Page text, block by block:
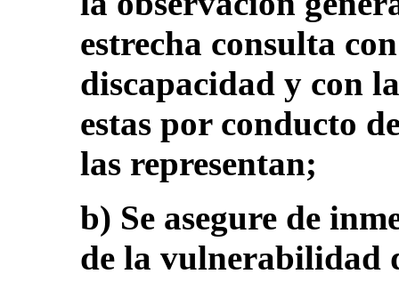
estrecha consulta
discapacidad y con
estas por conducto
las representan;
b) Se asegure de
de la vulnerabilidad